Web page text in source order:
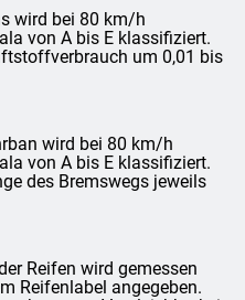
wird bei 80 km/h
von A bis E klassifiziert.
um 0,01 bis
wird bei 80 km/h
von A bis E klassifiziert.
des Bremswegs jeweils
Reifen wird gemessen
Reifenlabel angegeben.